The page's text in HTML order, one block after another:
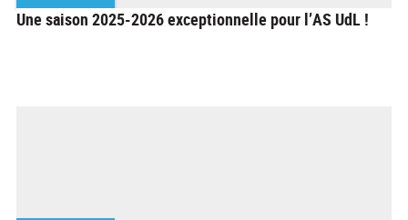
Une saison 2025-2026 exceptionnelle pour l’AS UdL !